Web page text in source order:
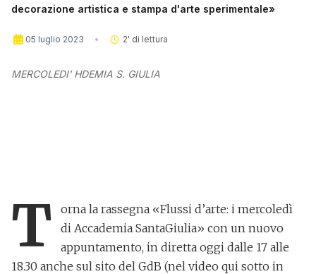
decorazione artistica e stampa d'arte sperimentale»
05 luglio 2023 2' di lettura
MERCOLEDI' HDEMIA S. GIULIA
T
orna la rassegna «Flussi d’arte: i mercoledì
di Accademia SantaGiulia» con un nuovo
appuntamento, in diretta oggi dalle 17 alle
18.30 anche sul sito del GdB (nel video qui sotto in